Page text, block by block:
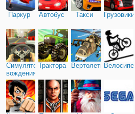
Паркур Автобус Такси Грузовики
Симулятор
вождения
Трактора ВертолетыВелосипед